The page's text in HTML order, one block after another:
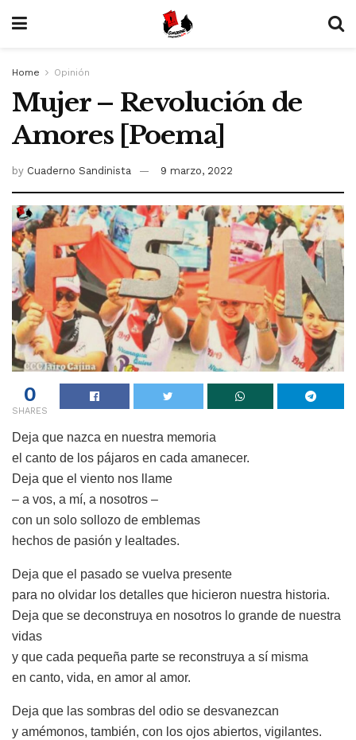
Home Opinión
Mujer – Revolución de
Amores [Poema]
by Cuaderno Sandinista 9 marzo, 2022
0
SHARES
Deja que nazca en nuestra memoria
el canto de los pájaros en cada amanecer.
Deja que el viento nos llame
– a vos, a mí, a nosotros –
con un solo sollozo de emblemas
hechos de pasión y lealtades.
Deja que el pasado se vuelva presente
para no olvidar los detalles que hicieron nuestra historia.
Deja que se deconstruya en nosotros lo grande de nuestra
vidas
y que cada pequeña parte se reconstruya a sí misma
en canto, vida, en amor al amor.
Deja que las sombras del odio se desvanezcan
y amémonos, también, con los ojos abiertos, vigilantes.